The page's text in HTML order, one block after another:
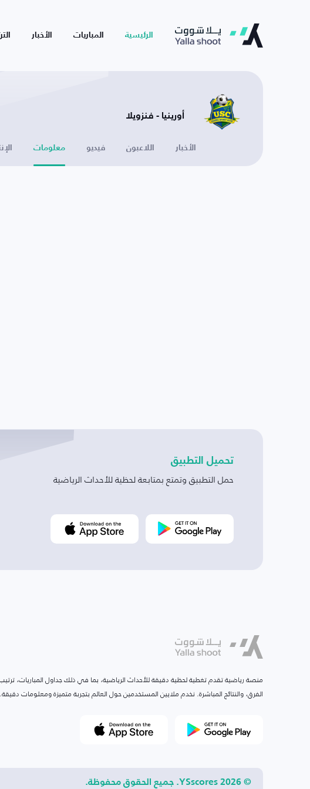
الرئيسية المباريات الأخبار
أورينيا - فنزويلا
الأخبار اللاعبون فيديو معلومات
تحميل التطبيق
حمل التطبيق وتمتع بمتابعة لحظية للأحداث الرياضية
منصة رياضية تقدم تغطية لحظية دقيقة للأحداث الرياضية، بما في ذلك جداول المباريات،
الفرق، والنتائج المباشرة. نخدم ملايين المستخدمين حول العالم بتجربة متميزة ومعلومات دقيقة.
© 2026 YSscores. جميع الحقوق محفوظة.